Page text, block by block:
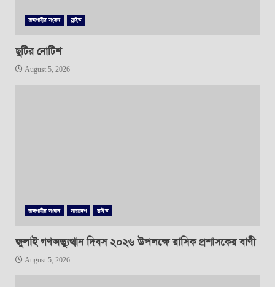
রাজশাহীর সংবাদ স্লাইড
ছুটির নোটিশ
August 5, 2026
রাজশাহীর সংবাদ সারাদেশ স্লাইড
জুলাই গণঅভ্যুত্থান দিবস ২০২৬ উপলক্ষে রাসিক প্রশাসকের বাণী
August 5, 2026